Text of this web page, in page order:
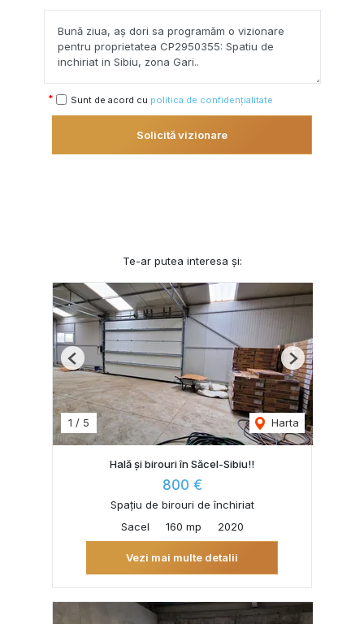
Sunt de acord cu politica de confidențialitate
Solicită vizionare
Te-ar putea interesa și:
1 / 5 Harta
Previous Next
Hală și birouri în Săcel-Sibiu!!
800 €
Spațiu de birouri de închiriat
Sacel
160 mp 2020
Vezi mai multe detalii